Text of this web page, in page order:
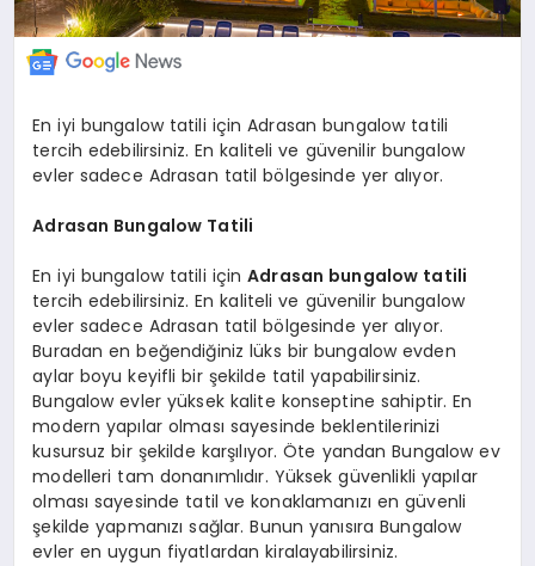
En iyi bungalow tatili için Adrasan bungalow tatili
tercih edebilirsiniz. En kaliteli ve güvenilir bungalow
evler sadece Adrasan tatil bölgesinde yer alıyor.
Adrasan Bungalow Tatili
En iyi bungalow tatili içinAdrasan bungalow tatili
tercih edebilirsiniz. En kaliteli ve güvenilir bungalow
evler sadece Adrasan tatil bölgesinde yer alıyor.
Buradan en beğendiğiniz lüks bir bungalow evden
aylar boyu keyifli bir şekilde tatil yapabilirsiniz.
Bungalow evler yüksek kalite konseptine sahiptir. En
modern yapılar olması sayesinde beklentilerinizi
kusursuz bir şekilde karşılıyor. Öte yandan Bungalow ev
modelleri tam donanımlıdır. Yüksek güvenlikli yapılar
olması sayesinde tatil ve konaklamanızı en güvenli
şekilde yapmanızı sağlar. Bunun yanısıra Bungalow
evler en uygun fiyatlardan kiralayabilirsiniz.